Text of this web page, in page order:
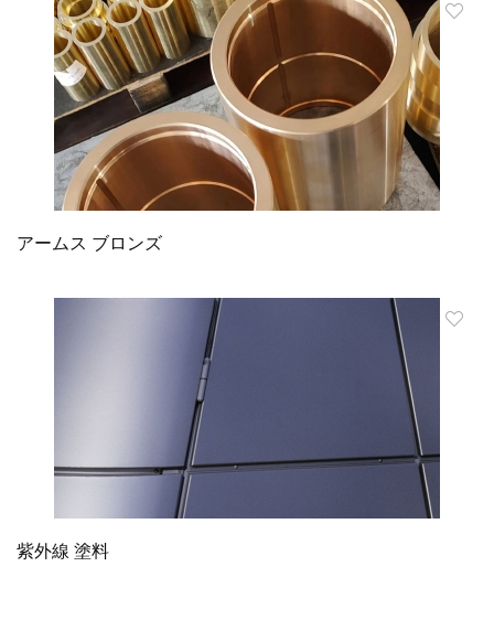
アームス ブロンズ
紫外線 塗料